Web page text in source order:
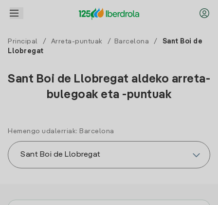
Principal / Arreta-puntuak / Barcelona /
Sant Boi de
Llobregat
Sant Boi de Llobregat aldeko arreta-
bulegoak eta -puntuak
Hemengo udalerriak: Barcelona